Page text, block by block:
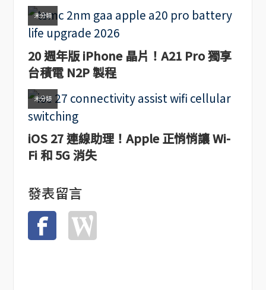
未分類
20 週年版 iPhone 晶片！A21 Pro 獨享
台積電 N2P 製程
未分類
iOS 27 連線助理！Apple 正悄悄讓 Wi-
Fi 和 5G 消失
發表留言